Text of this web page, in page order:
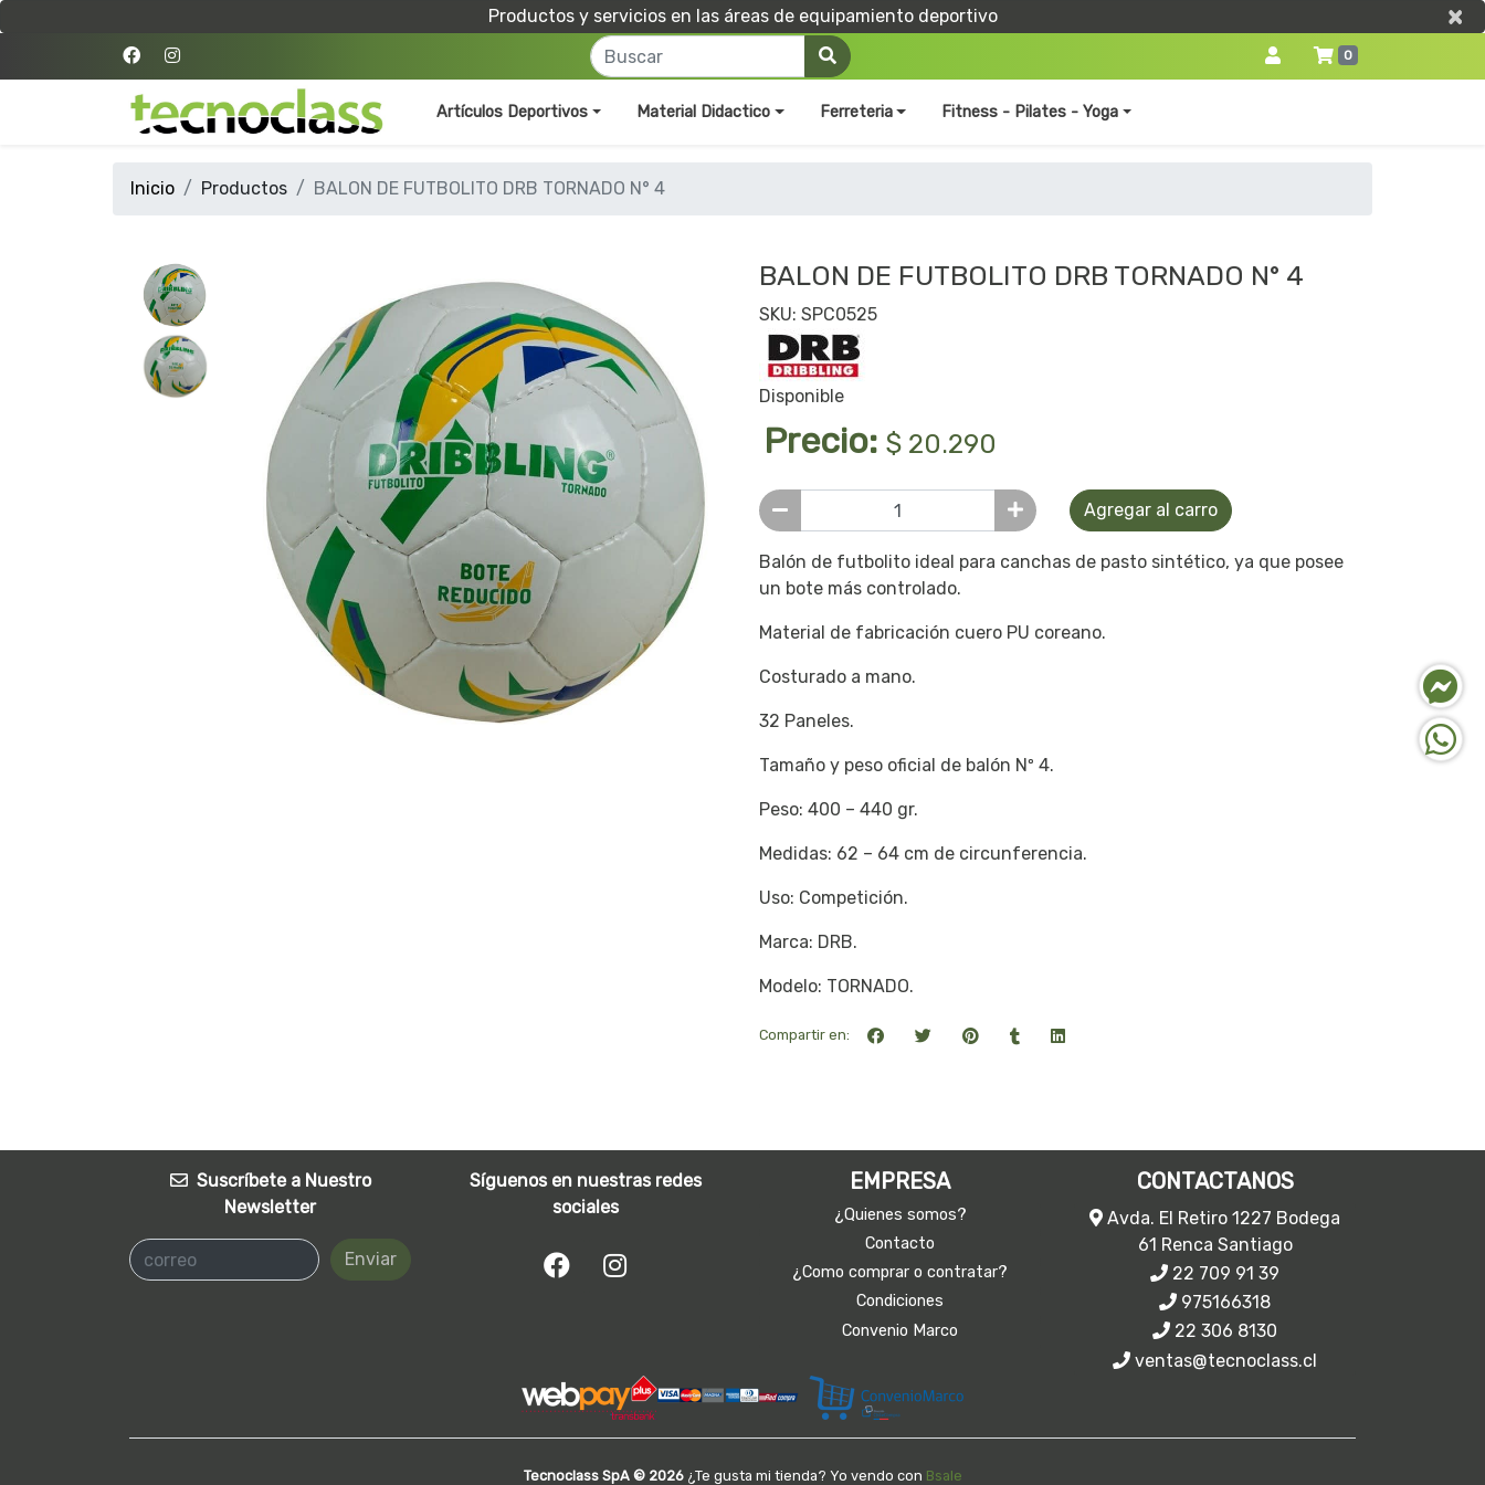
Productos y servicios en las áreas de equipamiento deportivo ×
×
0
Artículos Deportivos Material Didactico Ferreteria Fitness - Pilates - Yoga
Inicio Productos BALON DE FUTBOLITO DRB TORNADO N° 4
BALON DE FUTBOLITO DRB TORNADO N° 4
SKU: SPC0525
Disponible
Precio: $ 20.290
Agregar al carro
Balón de futbolito ideal para canchas de pasto sintético, ya que posee
un bote más controlado.
Material de fabricación cuero PU coreano.
Costurado a mano.
32 Paneles.
Tamaño y peso oficial de balón Nº 4.
Peso: 400 – 440 gr.
Medidas: 62 – 64 cm de circunferencia.
Uso: Competición.
Marca: DRB.
Modelo: TORNADO.
Compartir en:
Suscríbete a Nuestro
Newsletter
Enviar
Síguenos en nuestras redes
sociales
EMPRESA
¿Quienes somos?
Contacto
¿Como comprar o contratar?
Condiciones
Convenio Marco
CONTACTANOS
Avda. El Retiro 1227 Bodega
61 Renca Santiago
22 709 91 39
975166318
22 306 8130
ventas@tecnoclass.cl
Tecnoclass SpA © 2026¿Te gusta mi tienda? Yo vendo con Bsale